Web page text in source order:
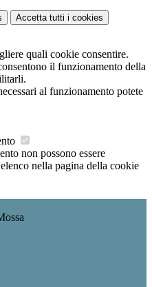
Accetta tutti i cookies
quali cookie consentire.
il funzionamento della
al funzionamento potete
non possono essere
nella pagina della cookie